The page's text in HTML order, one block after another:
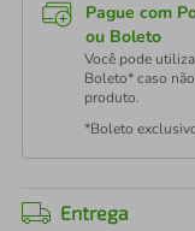
Pague com
ou Boleto
Você pode
Boleto* caso
produto.
*Boleto
Entrega